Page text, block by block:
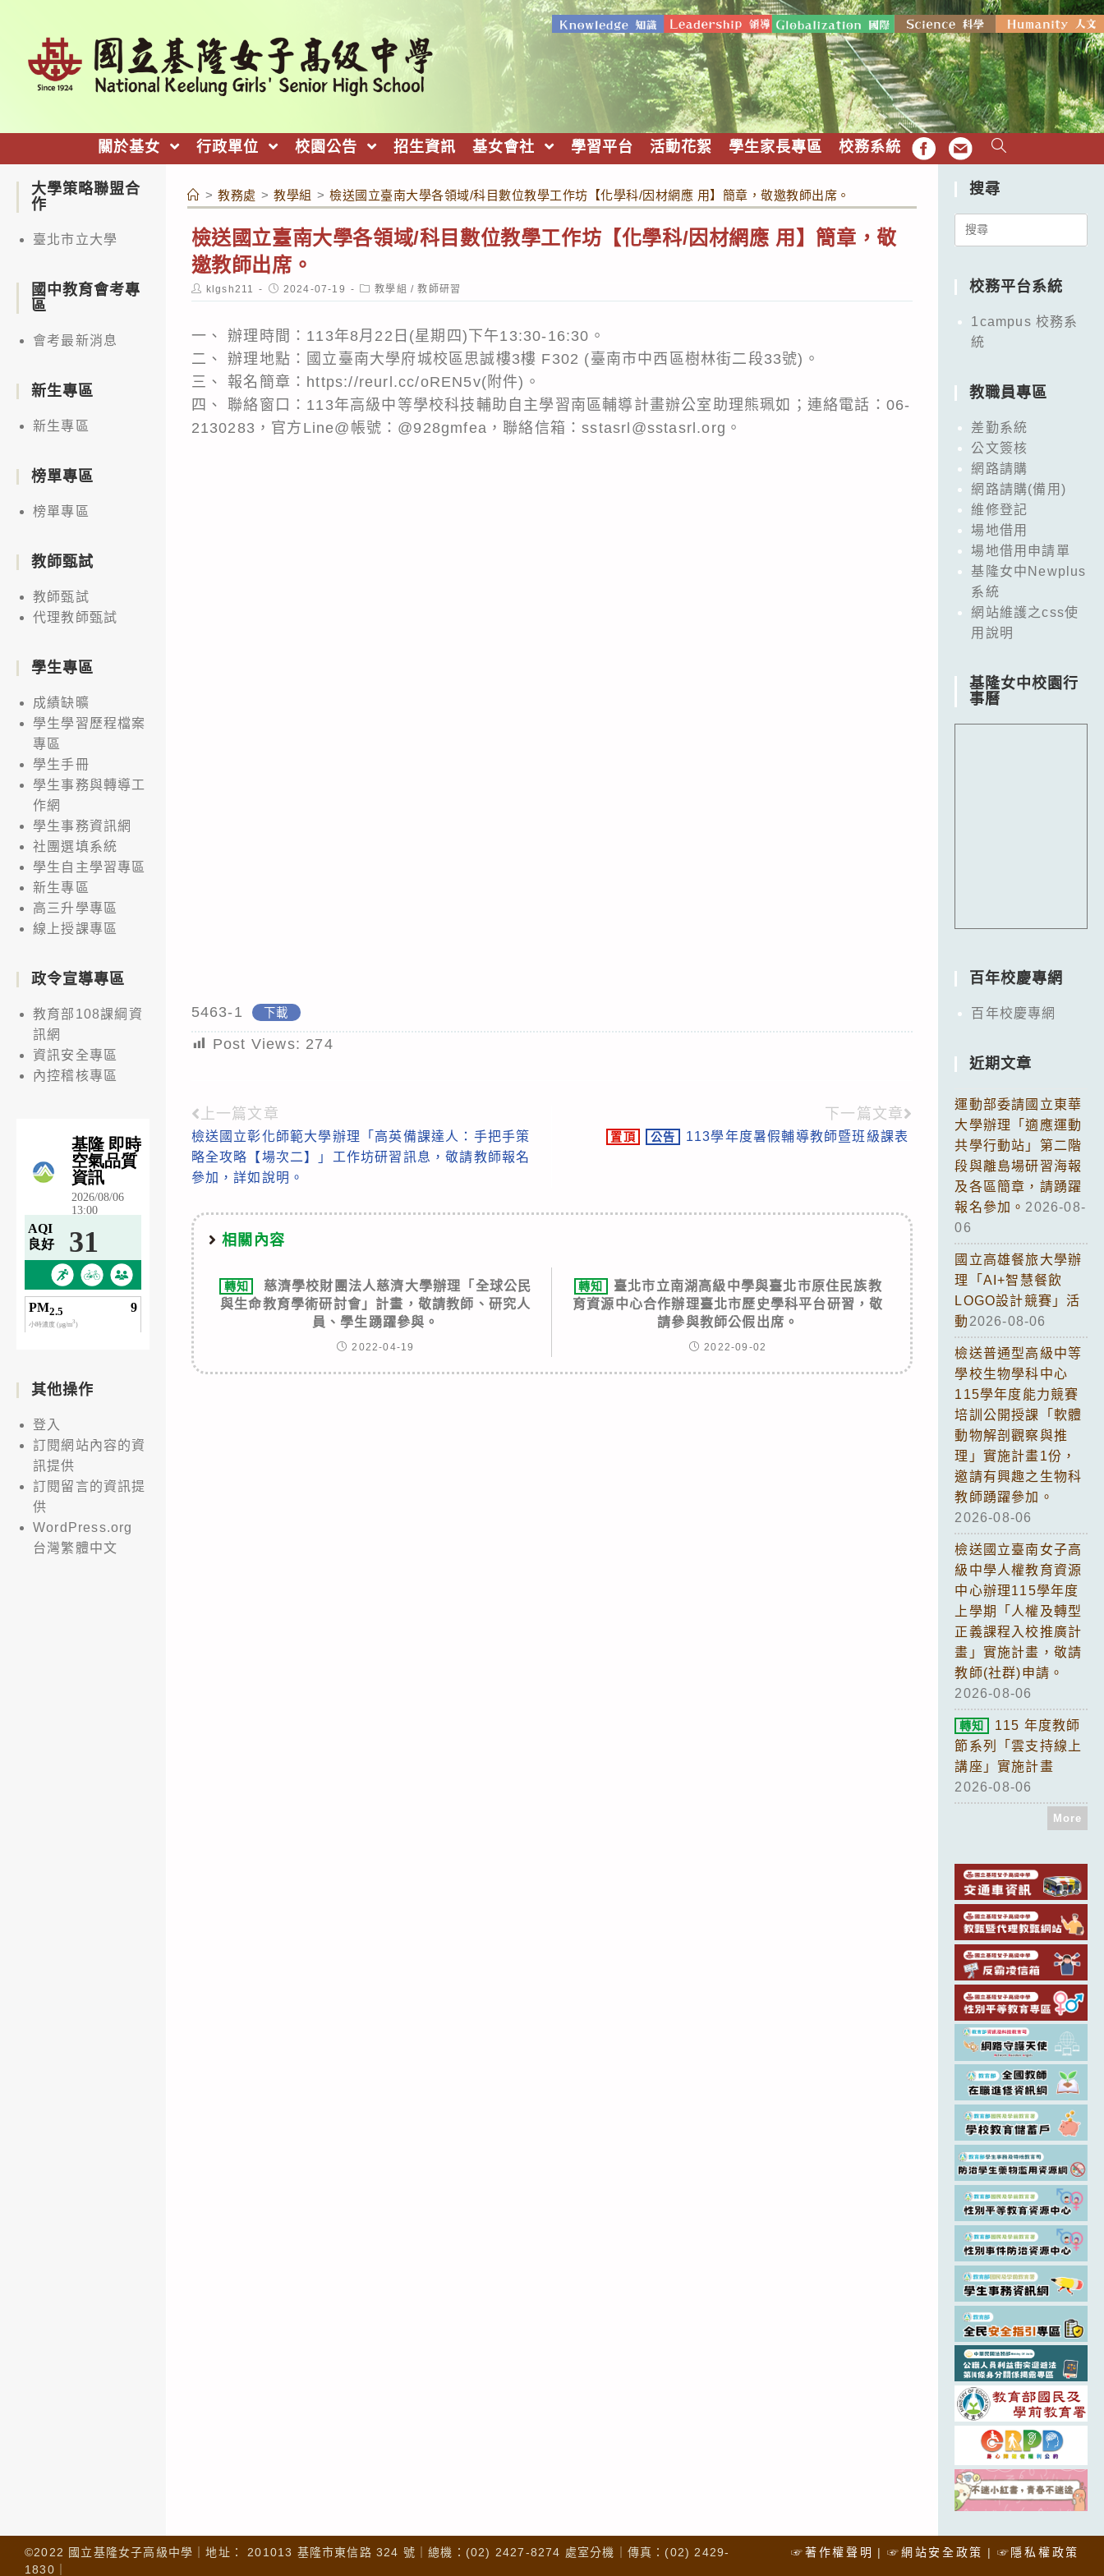
關於基女 行政單位 校園公告 招生資訊 基女會社 學習平台 活動花絮 學生家長專區 校務系統 FB EMAIL
> 教務處 > 教學組 > 檢送國立臺南大學各領域/科目數位教學工作坊【化學科/因材網應 用】簡章，敬邀教師出席。
檢送國立臺南大學各領域/科目數位教學工作坊【化學科/因材網應 用】簡章，敬
邀教師出席。
Post
author:
klgsh211
Post
published:
2024-07-19
Post
category:
教學組 / 教師研習
一、 辦理時間：113年8月22日(星期四)下午13:30-16:30。
二、 辦理地點：國立臺南大學府城校區思誠樓3樓 F302 (臺南市中西區樹林街二段33號)。
三、 報名簡章：https://reurl.cc/oREN5v(附件)。
四、 聯絡窗口：113年高級中等學校科技輔助自主學習南區輔導計畫辦公室助理熊珮如；連絡電話：06-
2130283，官方Line@帳號：@928gmfea，聯絡信箱：sstasrl@sstasrl.org。
5463-1 下載
Post Views: 274
Read
more
articles
上一篇文章
檢送國立彰化師範大學辦理「高英備課達人：手把手策
略全攻略【場次二】」工作坊研習訊息，敬請教師報名
參加，詳如說明。
下一篇文章
置頂 公告 113學年度暑假輔導教師暨班級課表
相關內容
轉知
慈濟學校財團法人慈濟大學辦理「全球公民
與生命教育學術研討會」計畫，敬請教師、研究人
員、學生踴躍參與。
2022-04-19
轉知
臺北市立南湖高級中學與臺北市原住民族教
育資源中心合作辦理臺北市歷史學科平台研習，敬
請參與教師公假出席。
2022-09-02
大學策略聯盟合
作
臺北市立大學
國中教育會考專
區
會考最新消息
新生專區
新生專區
榜單專區
榜單專區
教師甄試
教師甄試
代理教師甄試
學生專區
成績缺曠
學生學習歷程檔案
專區
學生手冊
學生事務與轉導工
作網
學生事務資訊網
社團選填系統
學生自主學習專區
新生專區
高三升學專區
線上授課專區
政令宣導專區
教育部108課綱資
訊網
資訊安全專區
內控稽核專區
其他操作
登入
訂閱網站內容的資
訊提供
訂閱留言的資訊提
供
WordPress.org
台灣繁體中文
搜尋
Search
校務平台系統
1campus 校務系
統
教職員專區
差勤系統
公文簽核
網路請購
網路請購(備用)
維修登記
場地借用
場地借用申請單
基隆女中Newplus
系統
網站維護之css使
用說明
基隆女中校園行
事曆
百年校慶專網
百年校慶專網
近期文章
運動部委請國立東華
大學辦理「適應運動
共學行動站」第二階
段與離島場研習海報
及各區簡章，請踴躍
報名參加。 2026-08-
06
國立高雄餐旅大學辦
理「AI+智慧餐飲
LOGO設計競賽」活
動 2026-08-06
檢送普通型高級中等
學校生物學科中心
115學年度能力競賽
培訓公開授課「軟體
動物解剖觀察與推
理」實施計畫1份，
邀請有興趣之生物科
教師踴躍參加。
2026-08-06
檢送國立臺南女子高
級中學人權教育資源
中心辦理115學年度
上學期「人權及轉型
正義課程入校推廣計
畫」實施計畫，敬請
教師(社群)申請。
2026-08-06
轉知
115 年度教師
節系列「雲支持線上
講座」實施計畫
2026-08-06
More
☞著作權聲明 ☞網站安全政策 ☞隱私權政策
©2022 國立基隆女子高級中學｜地址： 201013 基隆市東信路 324 號｜總機：(02) 2427-8274 處室分機｜傳真：(02) 2429-
1830｜